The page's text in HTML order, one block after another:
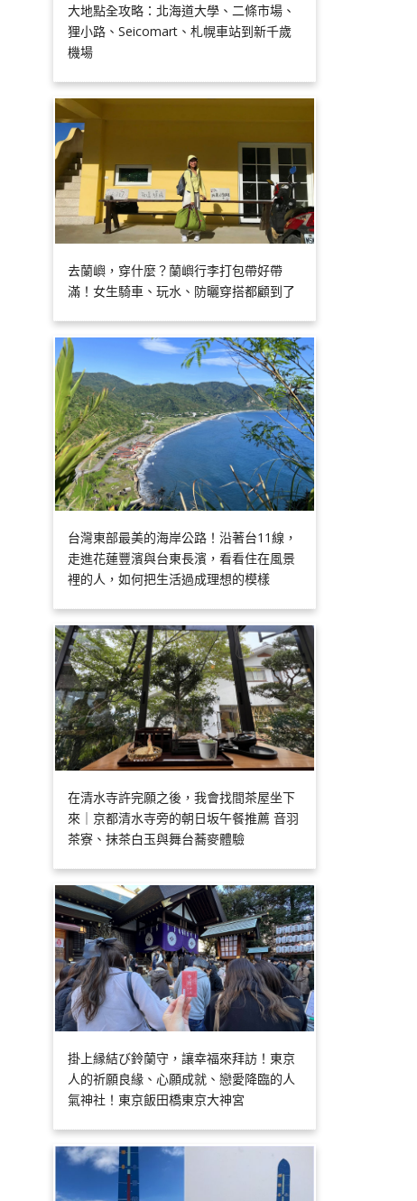
大地點全攻略：北海道大學、二條市場、
狸小路、Seicomart、札幌車站到新千歲
機場
去蘭嶼，穿什麼？蘭嶼行李打包帶好帶
滿！女生騎車、玩水、防曬穿搭都顧到了
台灣東部最美的海岸公路！沿著台11線，
走進花蓮豐濱與台東長濱，看看住在風景
裡的人，如何把生活過成理想的模樣
在清水寺許完願之後，我會找間茶屋坐下
來｜京都清水寺旁的朝日坂午餐推薦 音羽
茶寮、抹茶白玉與舞台蕎麥體驗
掛上縁結び鈴蘭守，讓幸福來拜訪！東京
人的祈願良緣、心願成就、戀愛降臨的人
氣神社！東京飯田橋東京大神宮